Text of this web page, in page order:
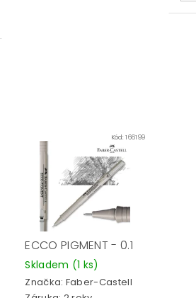
Kód:166199
ECCO PIGMENT - 0.1
Skladem (1 ks)
Značka: Faber-Castell